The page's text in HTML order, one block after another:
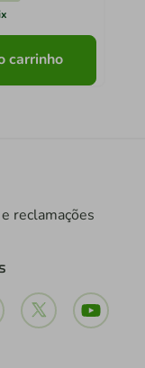
carrinho
reclamações